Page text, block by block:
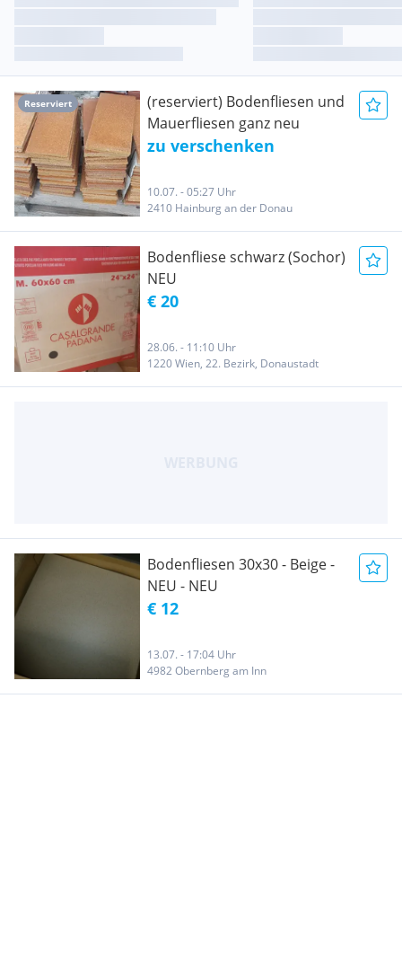
Reserviert
(reserviert) Bodenfliesen und
Mauerfliesen ganz neu
zu verschenken
10.07. - 05:27 Uhr
2410 Hainburg an der Donau
Bodenfliese schwarz (Sochor)
NEU
€ 20
28.06. - 11:10 Uhr
1220 Wien, 22. Bezirk, Donaustadt
Bodenfliesen 30x30 - Beige -
NEU - NEU
€ 12
13.07. - 17:04 Uhr
4982 Obernberg am Inn